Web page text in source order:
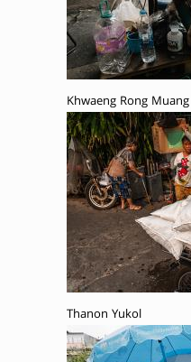
Khwaeng Rong Muang
Thanon Yukol